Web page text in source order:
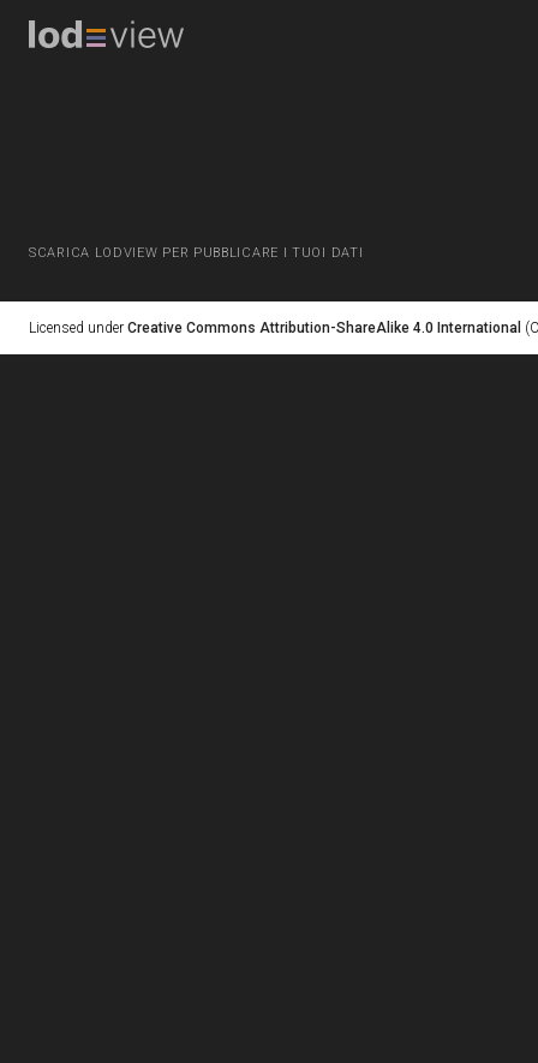
SCARICA LODVIEW PER PUBBLICARE I TUOI DATI
Licensed under Creative Commons Attribution-ShareAlike 4.0 International